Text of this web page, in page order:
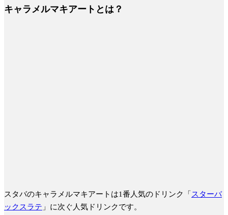
キャラメルマキアートとは？
スタバのキャラメルマキアートは1番人気のドリンク「 スターバ
ックスラテ 」に次ぐ人気ドリンクです。